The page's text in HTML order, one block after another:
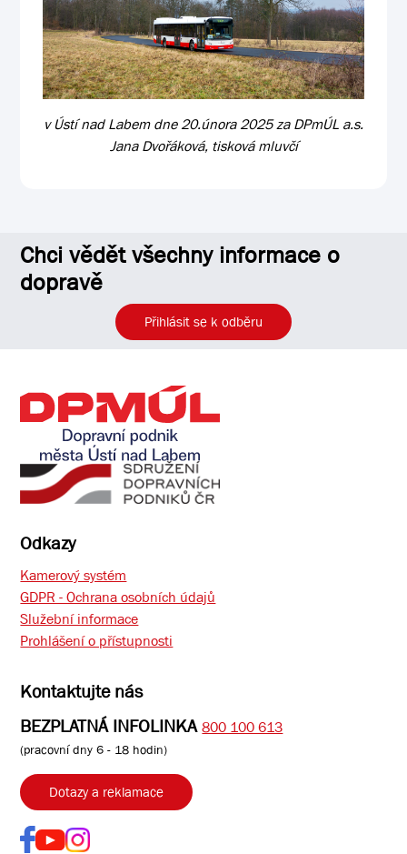
v Ústí nad Labem dne 20.února 2025 za DPmÚL a.s.
Jana Dvořáková, tisková mluvčí
Chci vědět všechny informace o
dopravě
Přihlásit se k odběru
Odkazy
Kamerový systém
GDPR - Ochrana osobních údajů
Služební informace
Prohlášení o přístupnosti
Kontaktujte nás
BEZPLATNÁ INFOLINKA 800 100 613
(pracovní dny 6 - 18 hodin)
Dotazy a reklamace